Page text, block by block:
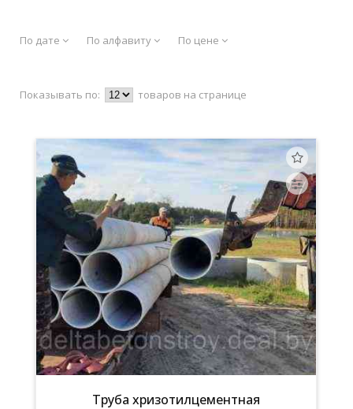
По дате По алфавиту По цене
Показывать по: товаров на странице
Труба хризотилцементная